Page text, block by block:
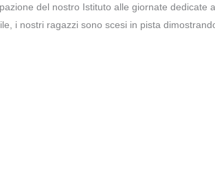
del nostro Istituto alle giornate dedicate
i nostri ragazzi sono scesi in pista